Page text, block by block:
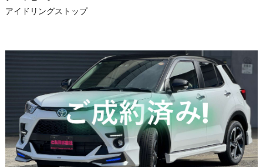
アイドリングストップ